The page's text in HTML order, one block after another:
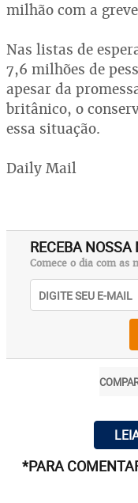
milhão com a
Nas listas de
7,6 milhões de
apesar da
britânico, o
essa situação.
Daily Mail
RECEBA NOSSA
Comece o dia com as
*PARA